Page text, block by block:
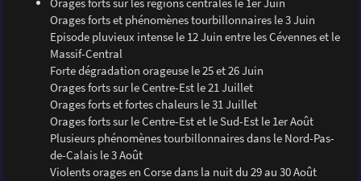
Orages forts et phénomènes tourbillonnaires le 3 Juin
Episode pluvieux intense le 12 Juin entre les Cévennes et le
Massif-Central
Forte dégradation orageuse le 25 et 26 Juin
Orages forts sur le Centre-Est le 21 Juillet
Orages forts et fortes chaleurs le 31 Juillet
Orages forts sur le Centre-Est et le Sud-Est le 1er Août
Plusieurs phénomènes tourbillonnaires dans le Nord-Pas-
de-Calais le 3 Août
Violents orages en Corse dans la nuit du 29 au 30 Août